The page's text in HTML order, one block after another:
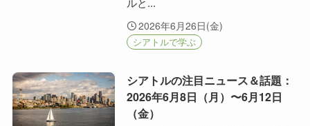
2026年6月26日(金)
シアトルで学ぶ
シアトルの注目ニュース＆話題：
2026年6月8日（月）〜6月12日
（金）